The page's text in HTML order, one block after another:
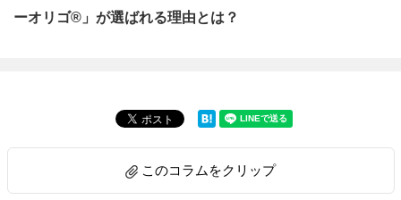
ーオリゴ®」が選ばれる理由とは？
このコラムをクリップ